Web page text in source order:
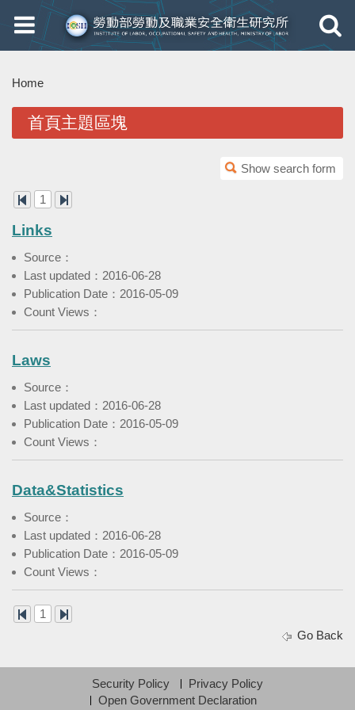
Toggle
navigation
Toggle
Home
首頁主題區塊
Show search form
1
Links
Source：
Last updated：2016-06-28
Publication Date：2016-05-09
Count Views：
Laws
Source：
Last updated：2016-06-28
Publication Date：2016-05-09
Count Views：
Data&Statistics
Source：
Last updated：2016-06-28
Publication Date：2016-05-09
Count Views：
1
Go Back
Security Policy
Privacy Policy
Open Government Declaration